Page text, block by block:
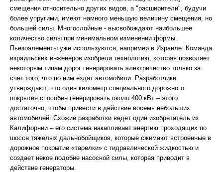
смещения относительно других видов, а "расширители", будучи
более упругими, имеют намного меньшую величину смещения, но
большей силы. Многослойные - высвобождают наибольшее
количество силы при минимальном изменении формы.
Пьезоэлементы уже используются, например в Израиле. Команда
израильских инженеров изобрели технологию, которая позволяет
некоторым типам дорог генерировать электричество только за
счет того, что по ним ездят автомобили. Разработчики
утверждают, что один километр специального дорожного
покрытия способен генерировать около 400 кВт – этого
достаточно, чтобы привести в действие восемь небольших
автомобилей. Схожие разработки ведет один изобретатель из
Калифорнии – его система накапливает энергию проходящих по
шоссе тяжелых дальнобойщиков, которые сжимают встроенные в
дорожное покрытие «тарелки» с гидравлической жидкостью и
создает некое подобие насосной силы, которая приводит в
действие генераторы.